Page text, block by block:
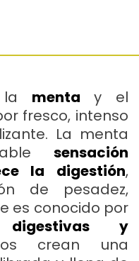
la menta y el
fresco, intenso
La menta
sensación
la digestión,
de pesadez,
es conocido por
digestivas y
crean una